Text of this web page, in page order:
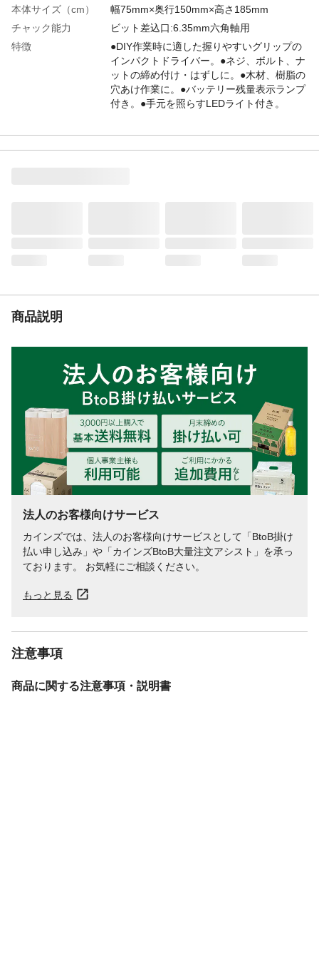
本体サイズ（cm）
幅75mm×奥行150mm×高さ185mm
チャック能力
ビット差込口:6.35mm六角軸用
特徴
●DIY作業時に適した握りやすいグリップの
インパクトドライバー。●ネジ、ボルト、ナ
ットの締め付け・はずしに。●木材、樹脂の
穴あけ作業に。●バッテリー残量表示ランプ
付き。●手元を照らすLEDライト付き。
(φ4.1×38mm木ネジ)
最大トルク
130N・m(約1,320kgf・cm)
モーター形式
●1.5Ahバッテリーパック KEC-11・EC-
015BP:約75分●1.3Ahバッテリーパック EC-
013BP:約60分
電池パック
リチウムイオン電池※別売り
重量
1.0kg(本体のみ)
商品説明
法人のお客様向けサービス
カインズでは、法人のお客様向けサービスとして「BtoB掛け
払い申し込み」や「カインズBtoB大量注文アシスト」を承っ
ております。 お気軽にご相談ください。
もっと見る
注意事項
商品に関する注意事項・説明書